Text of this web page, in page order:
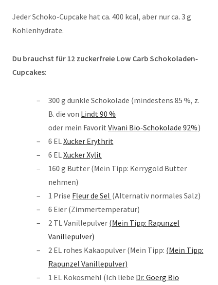
Jeder Schoko-Cupcake hat ca. 400 kcal, aber nur ca. 3 g
Kohlenhydrate.
Du brauchst für 12 zuckerfreie Low Carb Schokoladen-
Cupcakes:
300 g dunkle Schokolade (mindestens 85 %, z.
B. die von Lindt 90 %
oder mein Favorit Vivani Bio-Schokolade 92%)
6 EL Xucker Erythrit
6 EL Xucker Xylit
160 g Butter (Mein Tipp: Kerrygold Butter
nehmen)
1 Prise Fleur de Sel (Alternativ normales Salz)
6 Eier (Zimmertemperatur)
2 TL Vanillepulver (Mein Tipp: Rapunzel
Vanillepulver)
2 EL rohes Kakaopulver (Mein Tipp: (Mein Tipp:
Rapunzel Vanillepulver)
1 EL Kokosmehl (Ich liebe Dr. Goerg Bio